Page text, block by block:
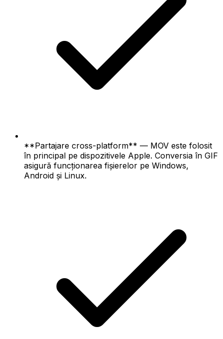
**Partajare cross-platform** — MOV este folosit
în principal pe dispozitivele Apple. Conversia în GIF
asigură funcționarea fișierelor pe Windows,
Android și Linux.